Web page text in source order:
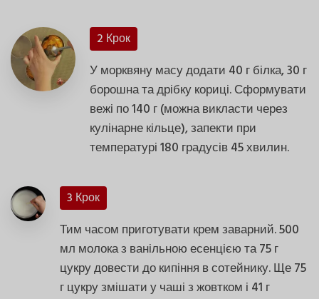
2 Крок
У морквяну масу додати 40 г білка, 30 г
борошна та дрібку кориці. Сформувати
вежі по 140 г (можна викласти через
кулінарне кільце), запекти при
температурі 180 градусів 45 хвилин.
3 Крок
Тим часом приготувати крем заварний. 500
мл молока з ванільною есенцією та 75 г
цукру довести до кипіння в сотейнику. Ще 75
г цукру змішати у чаші з жовтком і 41 г